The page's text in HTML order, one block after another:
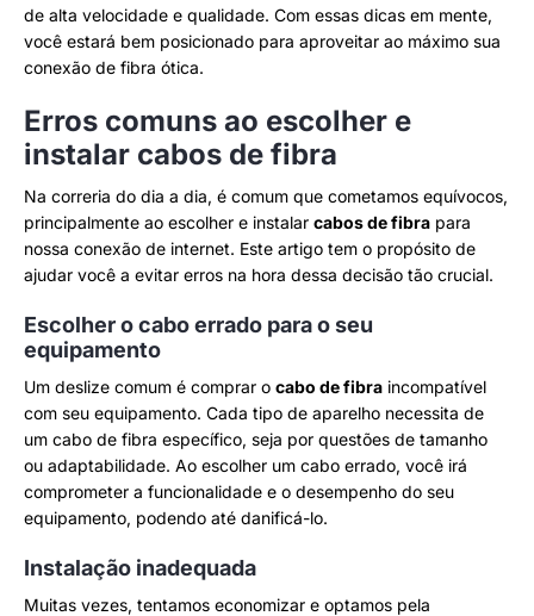
de alta velocidade e qualidade. Com essas dicas em mente,
você estará bem posicionado para aproveitar ao máximo sua
conexão de fibra ótica.
Erros comuns ao escolher e
instalar cabos de fibra
Na correria do dia a dia, é comum que cometamos equívocos,
principalmente ao escolher e instalar cabos de fibra para
nossa conexão de internet. Este artigo tem o propósito de
ajudar você a evitar erros na hora dessa decisão tão crucial.
Escolher o cabo errado para o seu
equipamento
Um deslize comum é comprar o cabo de fibra incompatível
com seu equipamento. Cada tipo de aparelho necessita de
um cabo de fibra específico, seja por questões de tamanho
ou adaptabilidade. Ao escolher um cabo errado, você irá
comprometer a funcionalidade e o desempenho do seu
equipamento, podendo até danificá-lo.
Instalação inadequada
Muitas vezes, tentamos economizar e optamos pela